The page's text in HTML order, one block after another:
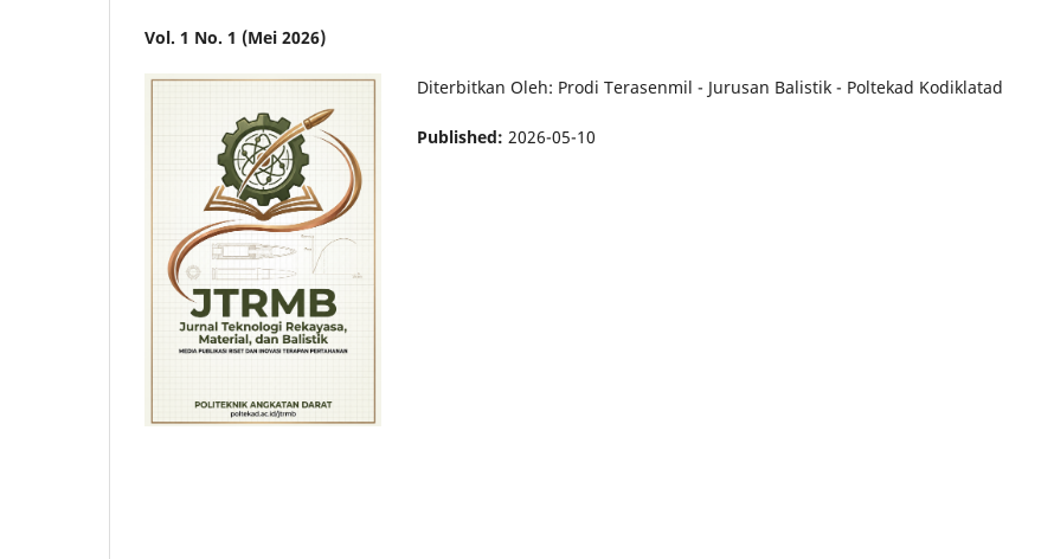
Vol. 1 No. 1 (Mei 2026)
Diterbitkan Oleh: Prodi Terasenmil - Jurusan Balistik - Poltekad Kodiklatad
Published: 2026-05-10